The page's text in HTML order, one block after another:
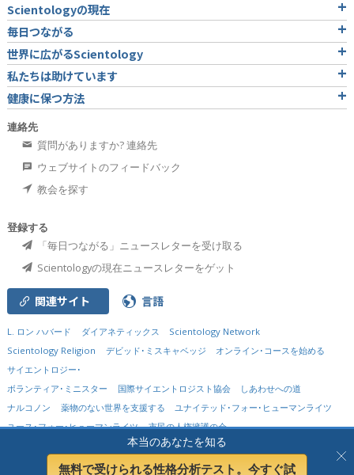
本当のあなたを知る
無料で受けられる性格分析テスト。今すぐ試
Scientologyの現在
毎日つながる
世界に広がるScientology
私たちは助けています
健康に保つ方法
連絡先
質問がありますか? 連絡先
ウェブサイトのフィードバック
教会を探す
登録する
「毎日つながる」ニュースレターを受け取る
Scientologyの現在ニュースレターをゲット
関連サイト 言語
L. ロン ハバード ダイアネティックス
Scientology Network
Scientology Religion
デビッド･ミスキャベッジ
オンライン･コースを始める
サイエントロジー･
ボランティア･ミニスター
国際サイエントロジスト協会
しあわせへの道
ナルコノン
薬物のない世界を支援する
ユナイテッド･フォー･ヒューマンライツ
ユース･フォー･ヒューマンライツ
市民の人権擁護の会
Church of Scientology International.不許複製。プライバシーに関する方針
クッキーの方針•利用規定•法的通知